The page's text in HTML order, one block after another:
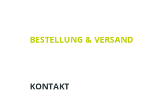
BESTELLUNG & VERSAND
KONTAKT